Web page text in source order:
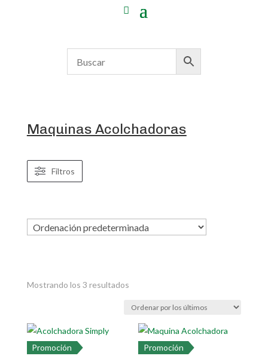
Maquinas Acolchadoras
Filtros
Mostrando los 3 resultadosOrdenado
los
últimos
Promoción
Promoción